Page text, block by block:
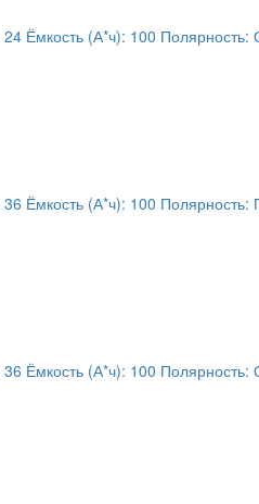
24 Ёмкость (А*ч): 100 Полярность:
36 Ёмкость (А*ч): 100 Полярность:
36 Ёмкость (А*ч): 100 Полярность: